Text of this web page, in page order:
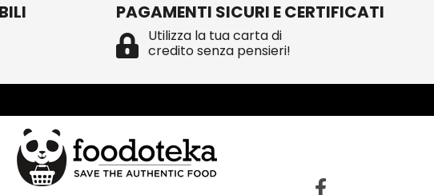
PAGAMENTI SICURI E CERTIFICATI
Utilizza la tua carta di
credito senza pensieri!